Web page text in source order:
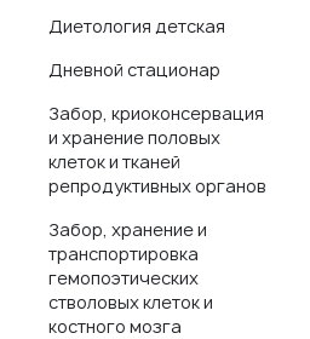
Диетология детская
Дневной стационар
Забор, криоконсервация
и хранение половых
клеток и тканей
репродуктивных органов
Забор, хранение и
транспортировка
гемопоэтических
стволовых клеток и
костного мозга